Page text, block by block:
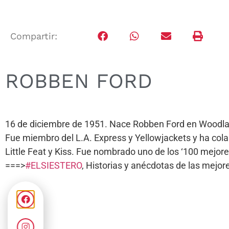
Compartir:
ROBBEN FORD
16 de diciembre de 1951. Nace Robben Ford en
Fue miembro del L.A. Express y Yellowjackets y ha
Little Feat y Kiss. Fue nombrado uno de los ‘100
===>#ELSIESTERO, Historias y anécdotas de las